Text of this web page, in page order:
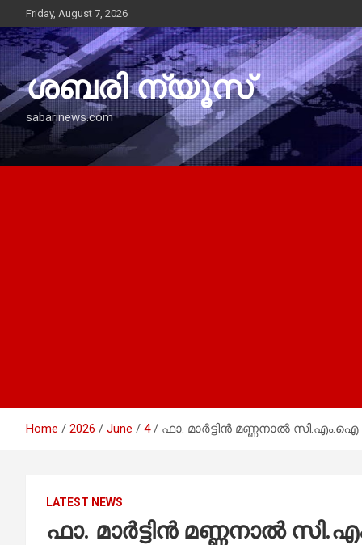
to
content
Friday, August 7, 2026
ശബരി ന്യൂസ്
sabarinews.com
Home 2026 June 4 ഫാ. മാർട്ടിൻ മണ്ണനാൽ
LATEST NEWS
ഫാ. മാർട്ടിൻ മണ്ണനാൽ